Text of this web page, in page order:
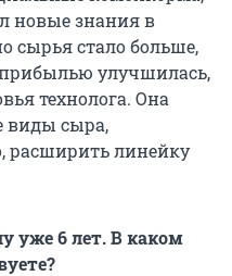
новые знания в
сырья стало больше,
улучшилась,
технолога. Она
виды сыра,
расширить линейку
уже 6 лет. В каком